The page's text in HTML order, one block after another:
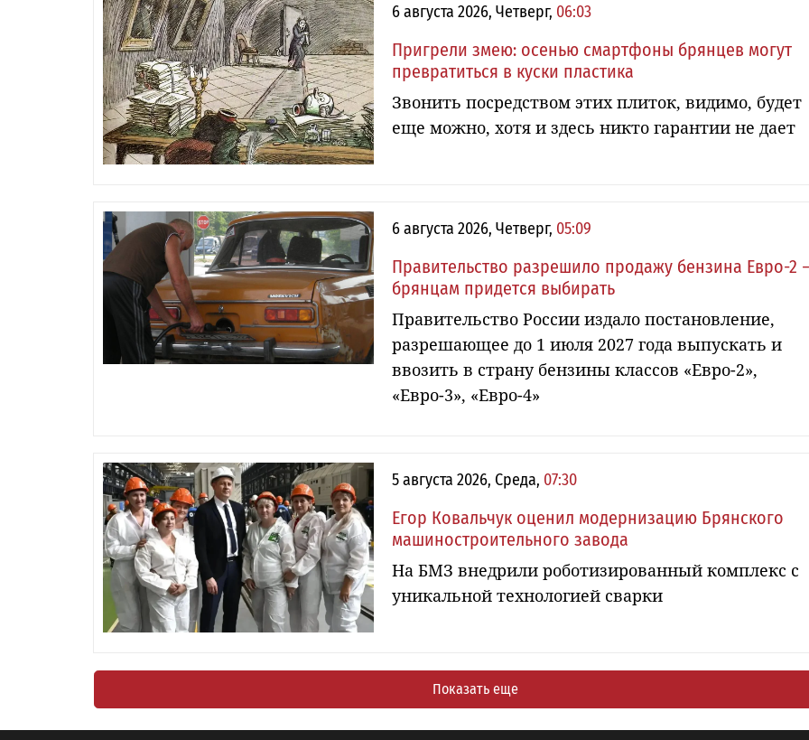
6 августа 2026, Четверг, 06:03
Пригрели змею: осенью смартфоны брянцев могут
превратиться в куски пластика
Звонить посредством этих плиток, видимо, будет
еще можно, хотя и здесь никто гарантии не дает
6 августа 2026, Четверг, 05:09
Правительство разрешило продажу бензина Евро-2 −
брянцам придется выбирать
Правительство России издало постановление,
разрешающее до 1 июля 2027 года выпускать и
ввозить в страну бензины классов «Евро-2»,
«Евро-3», «Евро-4»
5 августа 2026, Среда, 07:30
Егор Ковальчук оценил модернизацию Брянского
машиностроительного завода
На БМЗ внедрили роботизированный комплекс с
уникальной технологией сварки
Показать еще